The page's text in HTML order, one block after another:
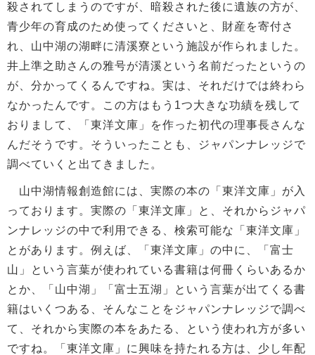
殺されてしまうのですが、暗殺された後に遺族の方が、
青少年の育成のため使ってくださいと、財産を寄付さ
れ、山中湖の湖畔に清溪寮という施設が作られました。
井上準之助さんの雅号が清溪という名前だったというの
が、分かってくるんですね。実は、それだけでは終わら
なかったんです。この方はもう1つ大きな功績を残して
おりまして、「東洋文庫」を作った初代の理事長さんな
んだそうです。そういったことも、ジャパンナレッジで
調べていくと出てきました。
山中湖情報創造館には、実際の本の「東洋文庫」が入
っております。実際の「東洋文庫」と、それからジャパ
ンナレッジの中で利用できる、検索可能な「東洋文庫」
とがあります。例えば、「東洋文庫」の中に、「富士
山」という言葉が使われている書籍は何冊くらいあるか
とか、「山中湖」「富士五湖」という言葉が出てくる書
籍はいくつある、そんなことをジャパンナレッジで調べ
て、それから実際の本をあたる、という使われ方が多い
ですね。「東洋文庫」に興味を持たれる方は、少し年配